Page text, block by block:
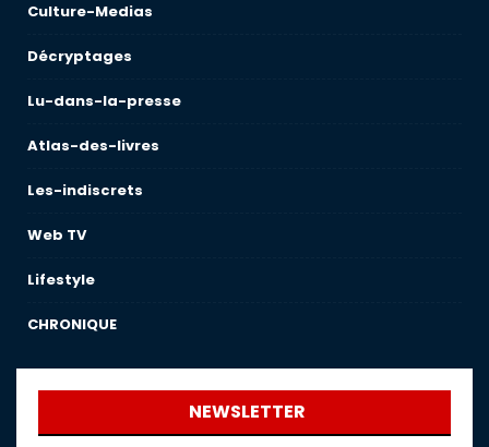
Culture-Medias
Décryptages
Lu-dans-la-presse
Atlas-des-livres
Les-indiscrets
Web TV
Lifestyle
CHRONIQUE
NEWSLETTER